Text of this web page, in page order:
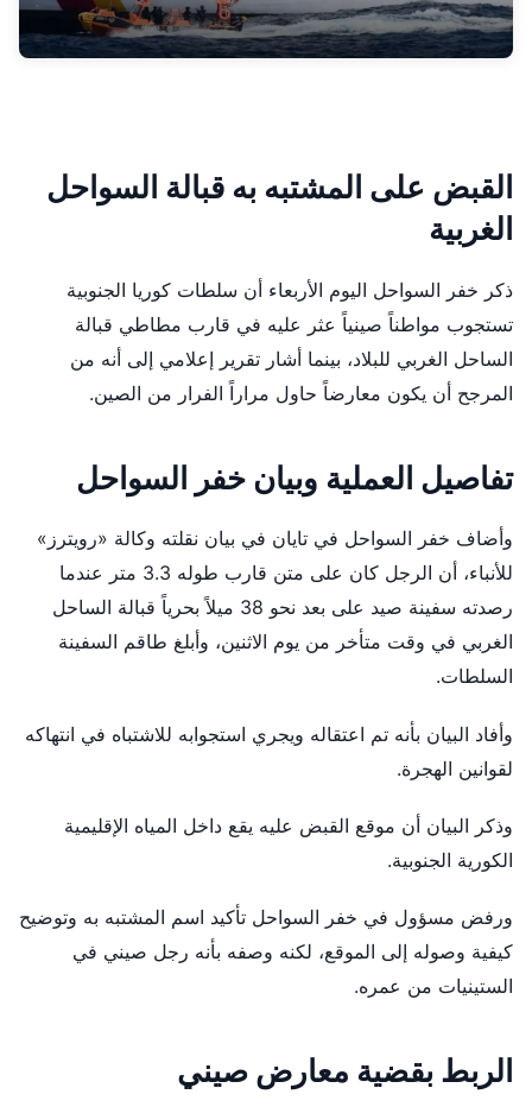
القبض على المشتبه به قبالة السواحل
الغربية
ذكر خفر السواحل اليوم الأربعاء أن سلطات كوريا الجنوبية
تستجوب مواطناً صينياً عثر عليه في قارب مطاطي قبالة
الساحل الغربي للبلاد، بينما أشار تقرير إعلامي إلى أنه من
المرجح أن يكون معارضاً حاول مراراً الفرار من الصين.
تفاصيل العملية وبيان خفر السواحل
وأضاف خفر السواحل في تايان في بيان نقلته وكالة «رويترز»
للأنباء، أن الرجل كان على متن قارب طوله 3.3 متر عندما
رصدته سفينة صيد على بعد نحو 38 ميلاً بحرياً قبالة الساحل
الغربي في وقت متأخر من يوم الاثنين، وأبلغ طاقم السفينة
السلطات.
وأفاد البيان بأنه تم اعتقاله ويجري استجوابه للاشتباه في انتهاكه
لقوانين الهجرة.
وذكر البيان أن موقع القبض عليه يقع داخل المياه الإقليمية
الكورية الجنوبية.
ورفض مسؤول في خفر السواحل تأكيد اسم المشتبه به وتوضيح
كيفية وصوله إلى الموقع، لكنه وصفه بأنه رجل صيني في
الستينيات من عمره.
الربط بقضية معارض صيني